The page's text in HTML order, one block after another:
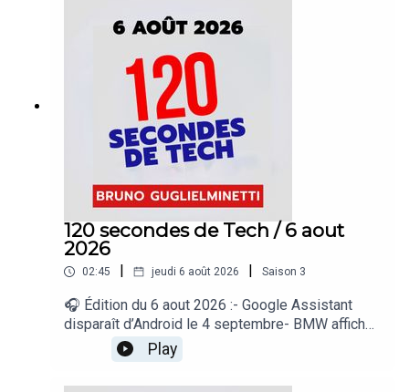
secondes de Tech », un regard sur le quotidien de
l’actualité numérique proposé par Bruno
Guglielminetti Découvrez Micrologic.ca
120 secondes de Tech / 6 aout
2026
02:45 jeudi 6 août 2026 Saison 3
🎧 Édition du 6 aout 2026 :- Google Assistant
disparaît d’Android le 4 septembre- BMW affiche
une publicité dans ses véhicules- OnePlus n’a
plus de téléphones à vendre en Amérique du
Nord- Disney ouvre ses personnages aux
Play